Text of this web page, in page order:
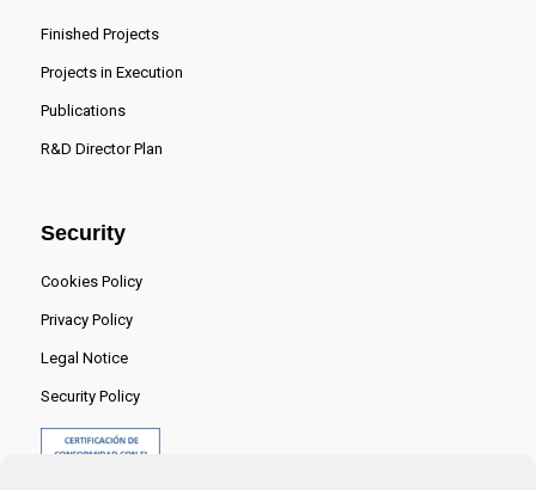
Finished Projects
Projects in Execution
Publications
R&D Director Plan
Security
Cookies Policy
Privacy Policy
Legal Notice
Security Policy